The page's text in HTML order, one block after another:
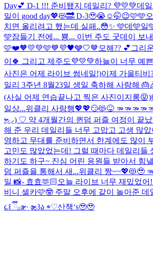
Day💕 D-1 !!! 준비됐지 데일리? 💜💛💚데
일이 good day💖😻🔜 D-3🥹😭☺️🤭😉🩷🩵
치면 올리려고 했는데 실패..😳✨ 🩵데🩵일
🩵잠들기 전에... 뿅... 이번 주도 굿데이 보
🩷❤️🧡💛💚🩵💙💜🖤🩶🤍🤎 모해?? 💕 그리
이🍀 그리고 제주도💜💛💚하늘이 너무 예
사진은 어제 라이브 썸네일!)이제 가을티비
일리 3주년 8월23일 생일 축하해 사랑해
(사실 어제 연습끝나고 찍은 사진이지롱😝)
일상...위클리 사랑행💖💖😏😻😝
ᵒ̴̶̷⸝⸝) ♡ 약 4개월간의 퀸덤 퍼즐 여정이 끝
해 준 우리 데일리들 너무 고맙고 고생 많
영하고 무대를 준비하면서 한계에도 많이
고민도 많았었는데! 그럴 때마다 데일리들
하기도 하구~ 진심 어린 응원들 받아서 힘
덤 퍼즐을 통해서 새...위클리 짱~~💖😻🥹
일 📸- 효효🫶🏻 오늘 라이브 너무 재밌었어
비니 셀카🩷🤓 주말 오후에 같이 놀아준 데
૮꒰ ྀི𓂂ɞ̴̶̷ ·̮ ɞ̴̶̷𓂂꒱ა ⌯♡산책‘s🥹🥹